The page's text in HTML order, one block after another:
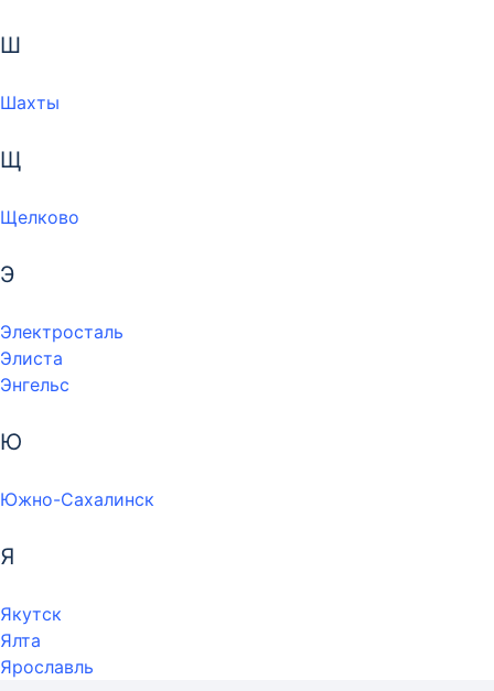
Ш
Шахты
Щ
Щелково
Э
Электросталь
Элиста
Энгельс
Ю
Южно-Сахалинск
Я
Якутск
Ялта
Ярославль